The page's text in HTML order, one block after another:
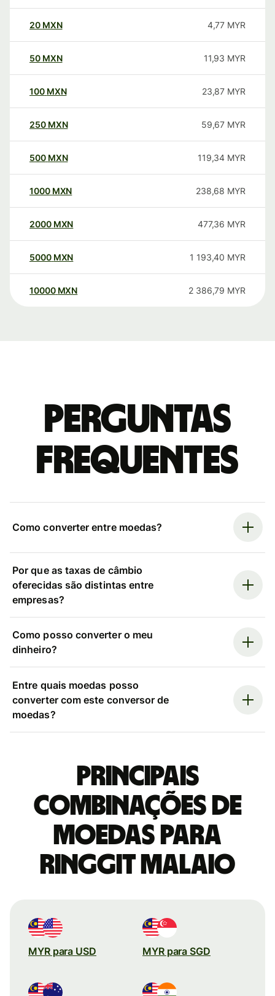
20 MXN 4,77 MYR
50 MXN 11,93 MYR
100 MXN 23,87 MYR
250 MXN 59,67 MYR
500 MXN 119,34 MYR
1000 MXN 238,68 MYR
2000 MXN 477,36 MYR
5000 MXN 1 193,40 MYR
10000 MXN 2 386,79 MYR
Perguntas
frequentes
Como converter entre moedas?
Por que as taxas de câmbio
oferecidas são distintas entre
empresas?
Como posso converter o meu
dinheiro?
Entre quais moedas posso
converter com este conversor de
moedas?
Principais
combinações de
moedas para
Ringgit malaio
MYR para USD MYR para SGD